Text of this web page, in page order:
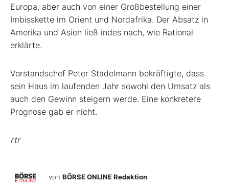
Europa, aber auch von einer Großbestellung einer
Imbisskette im Orient und Nordafrika. Der Absatz in
Amerika und Asien ließ indes nach, wie Rational
erklärte.
Vorstandschef Peter Stadelmann bekräftigte, dass
sein Haus im laufenden Jahr sowohl den Umsatz als
auch den Gewinn steigern werde. Eine konkretere
Prognose gab er nicht.
rtr
von BÖRSE ONLINE Redaktion